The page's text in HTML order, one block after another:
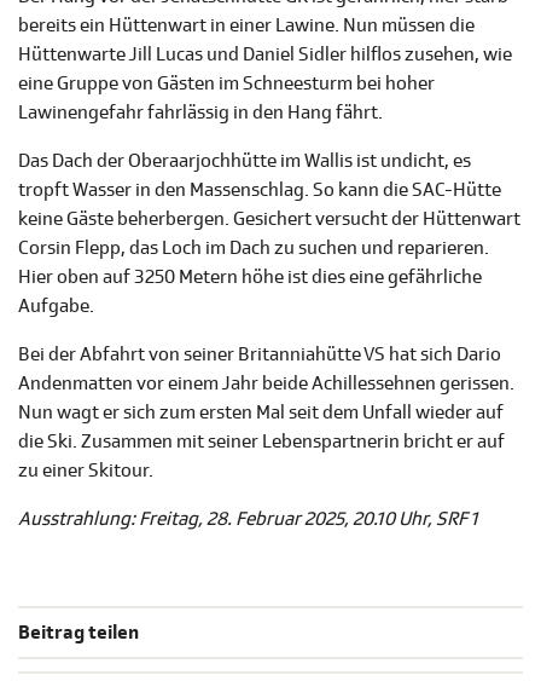
bereits ein Hüttenwart in einer Lawine. Nun müssen die
Hüttenwarte Jill Lucas und Daniel Sidler hilflos zusehen, wie
eine Gruppe von Gästen im Schneesturm bei hoher
Lawinengefahr fahrlässig in den Hang fährt.
Das Dach der Oberaarjochhütte im Wallis ist undicht, es
tropft Wasser in den Massenschlag. So kann die SAC-Hütte
keine Gäste beherbergen. Gesichert versucht der Hüttenwart
Corsin Flepp, das Loch im Dach zu suchen und reparieren.
Hier oben auf 3250 Metern höhe ist dies eine gefährliche
Aufgabe.
Bei der Abfahrt von seiner Britanniahütte VS hat sich Dario
Andenmatten vor einem Jahr beide Achillessehnen gerissen.
Nun wagt er sich zum ersten Mal seit dem Unfall wieder auf
die Ski. Zusammen mit seiner Lebenspartnerin bricht er auf
zu einer Skitour.
Ausstrahlung: Freitag, 28. Februar 2025, 20.10 Uhr, SRF 1
Beitrag teilen